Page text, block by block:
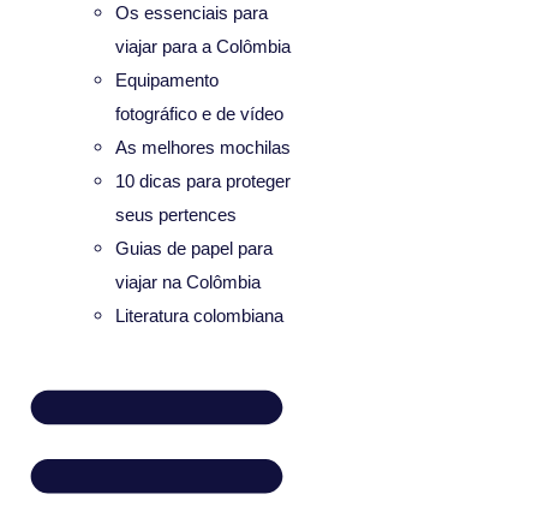
Os essenciais para
viajar para a Colômbia
Equipamento
fotográfico e de vídeo
As melhores mochilas
10 dicas para proteger
seus pertences
Guias de papel para
viajar na Colômbia
Literatura colombiana